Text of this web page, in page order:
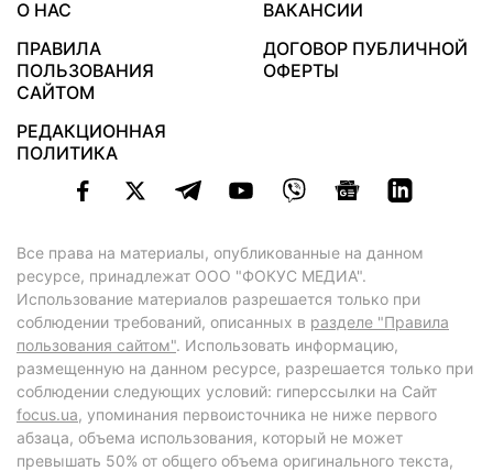
О НАС
ВАКАНСИИ
ПРАВИЛА
ПОЛЬЗОВАНИЯ
САЙТОМ
ДОГОВОР ПУБЛИЧНОЙ
ОФЕРТЫ
РЕДАКЦИОННАЯ
ПОЛИТИКА
Все права на материалы, опубликованные на данном
ресурсе, принадлежат ООО "ФОКУС МЕДИА".
Использование материалов разрешается только при
соблюдении требований, описанных в разделе "Правила
пользования сайтом". Использовать информацию,
размещенную на данном ресурсе, разрешается только при
соблюдении следующих условий: гиперссылки на Сайт
focus.ua, упоминания первоисточника не ниже первого
абзаца, объема использования, который не может
превышать 50% от общего объема оригинального текста,